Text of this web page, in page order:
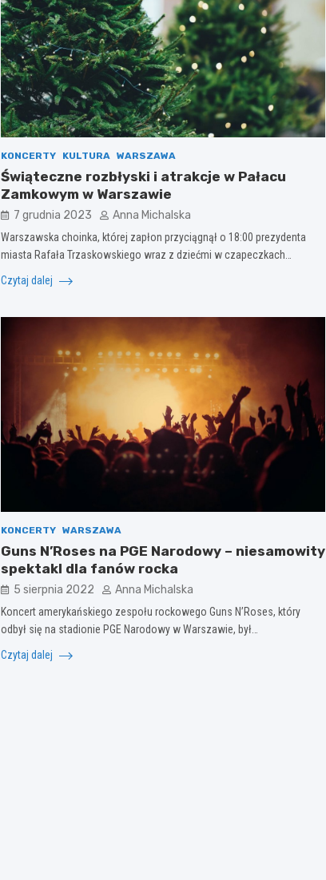
KONCERTY KULTURA WARSZAWA
Świąteczne rozbłyski i atrakcje w Pałacu
Zamkowym w Warszawie
7 grudnia 2023 Anna Michalska
Warszawska choinka, której zapłon przyciągnął o 18:00 prezydenta
miasta Rafała Trzaskowskiego wraz z dziećmi w czapeczkach…
Czytaj dalej
KONCERTY WARSZAWA
Guns N’Roses na PGE Narodowy – niesamowity
spektakl dla fanów rocka
5 sierpnia 2022 Anna Michalska
Koncert amerykańskiego zespołu rockowego Guns N’Roses, który
odbył się na stadionie PGE Narodowy w Warszawie, był…
Czytaj dalej